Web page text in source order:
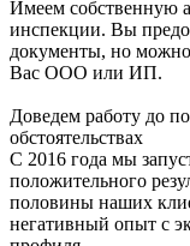
Имеем собственную
инспекции. Вы
документы, но можно
Вас ООО или ИП.
Доведем работу до
обстоятельствах
С 2016 года мы
положительного
половины наших
негативный опыт с